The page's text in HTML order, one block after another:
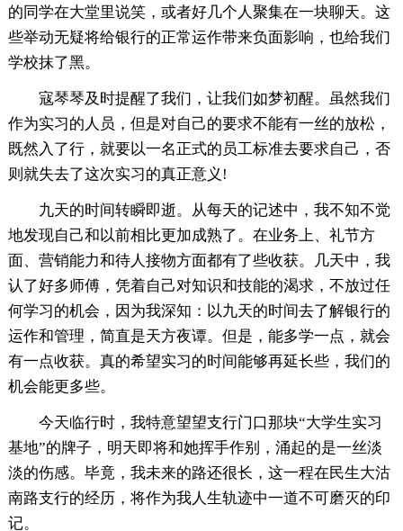
的同学在大堂里说笑，或者好几个人聚集在一块聊天。这
些举动无疑将给银行的正常运作带来负面影响，也给我们
学校抹了黑。
寇琴琴及时提醒了我们，让我们如梦初醒。虽然我们
作为实习的人员，但是对自己的要求不能有一丝的放松，
既然入了行，就要以一名正式的员工标准去要求自己，否
则就失去了这次实习的真正意义!
九天的时间转瞬即逝。从每天的记述中，我不知不觉
地发现自己和以前相比更加成熟了。在业务上、礼节方
面、营销能力和待人接物方面都有了些收获。几天中，我
认了好多师傅，凭着自己对知识和技能的渴求，不放过任
何学习的机会，因为我深知：以九天的时间去了解银行的
运作和管理，简直是天方夜谭。但是，能多学一点，就会
有一点收获。真的希望实习的时间能够再延长些，我们的
机会能更多些。
今天临行时，我特意望望支行门口那块“大学生实习
基地”的牌子，明天即将和她挥手作别，涌起的是一丝淡
淡的伤感。毕竟，我未来的路还很长，这一程在民生大沽
南路支行的经历，将作为我人生轨迹中一道不可磨灭的印
记。